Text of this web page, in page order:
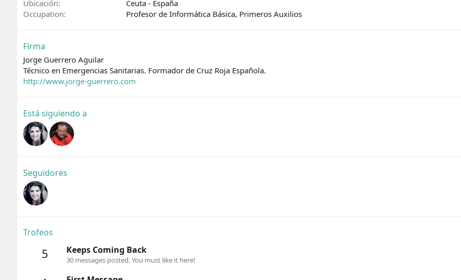
Ubicación
Ceuta - España
Occupation
Profesor de Informática Básica, Primeros Auxilios
Firma
Jorge Guerrero Aguilar
Técnico en Emergencias Sanitarias. Formador de Cruz Roja Española.
http://www.jorge-guerrero.com
Está siguiendo a
Seguidores
Trofeos
5 Keeps Coming Back
30 messages posted. You must like it here!